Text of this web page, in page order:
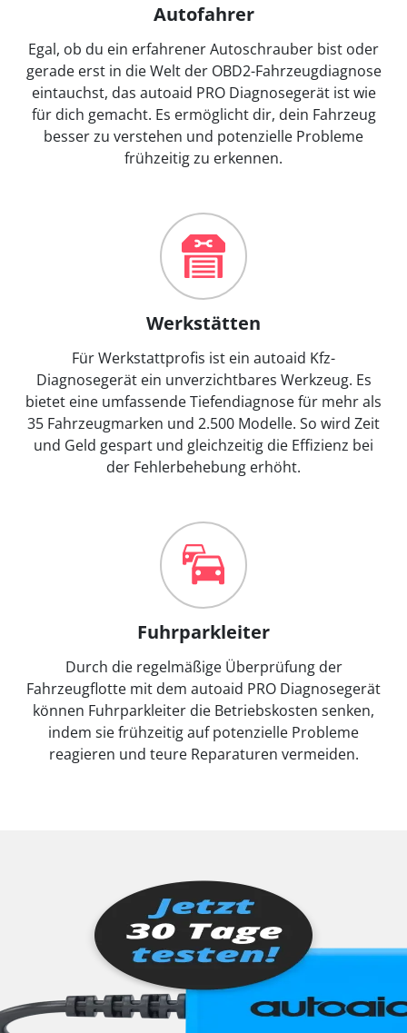
Autofahrer
Egal, ob du ein erfahrener Autoschrauber bist oder
gerade erst in die Welt der OBD2-Fahrzeugdiagnose
eintauchst, das autoaid PRO Diagnosegerät ist wie
für dich gemacht. Es ermöglicht dir, dein Fahrzeug
besser zu verstehen und potenzielle Probleme
frühzeitig zu erkennen.
Werkstätten
Für Werkstattprofis ist ein autoaid Kfz-
Diagnosegerät ein unverzichtbares Werkzeug. Es
bietet eine umfassende Tiefendiagnose für mehr als
35 Fahrzeugmarken und 2.500 Modelle. So wird Zeit
und Geld gespart und gleichzeitig die Effizienz bei
der Fehlerbehebung erhöht.
Fuhrparkleiter
Durch die regelmäßige Überprüfung der
Fahrzeugflotte mit dem autoaid PRO Diagnosegerät
können Fuhrparkleiter die Betriebskosten senken,
indem sie frühzeitig auf potenzielle Probleme
reagieren und teure Reparaturen vermeiden.